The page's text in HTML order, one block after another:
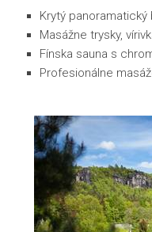
Krytý panoramatický
Masážne trysky,
Fínska sauna s
Profesionálne